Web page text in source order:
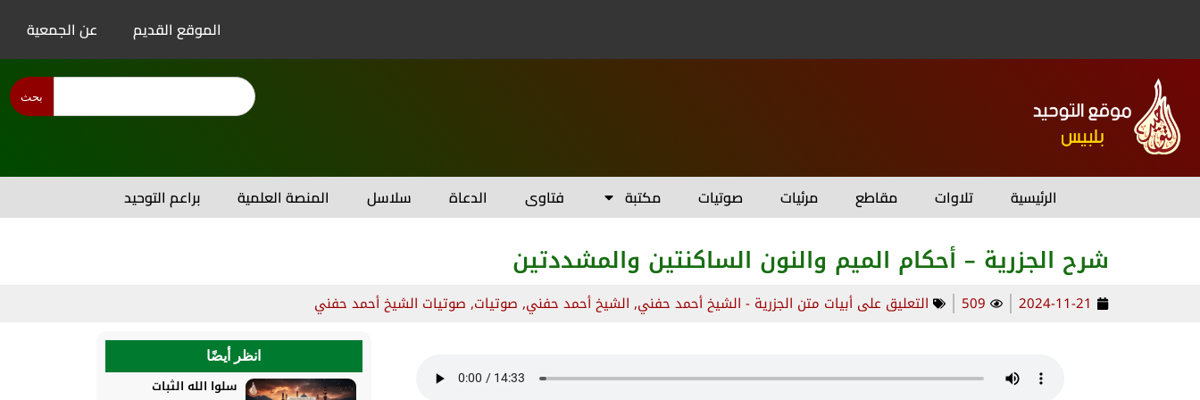
الموقع القديم عن الجمعية
بحث
الرئيسية تلاوات مقاطع مرئيات صوتيات مكتبة فتاوى الدعاة سلاسل المنصة العلمية براعم التوحيد
شرح الجزرية – أحكام الميم والنون الساكنتين والمشددتين
2024-11-21
509 التعليق على أبيات متن الجزرية - الشيخ أحمد حفني, الشيخ أحمد حفني, صوتيات, صوتيات الشيخ أحمد حفني
انظر أيضًا
سلوا الله الثبات